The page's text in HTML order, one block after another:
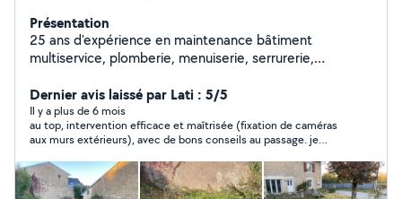
Présentation
25 ans d'expérience en maintenance bâtiment
multiservice, plomberie, menuiserie, serrurerie,
individuelles, pose de cuisine mais aussi paysagiste de
formation, je suis spécialisé dans la réparation de volet
roulant, porte d'entrée, portes intérieures, fenêtres,
porte de garage, réparation des évacuations de lavabo,
évier, douche baignoire, wc, je réalise aussi les
débouchages en tout genre,remplacement de cumulus,
Dernier avis laissé par Lati : 5/5
Il y a plus de 6 mois
au top, intervention efficace et maîtrisée (fixation de caméras
aux murs extérieurs), avec de bons conseils au passage. je